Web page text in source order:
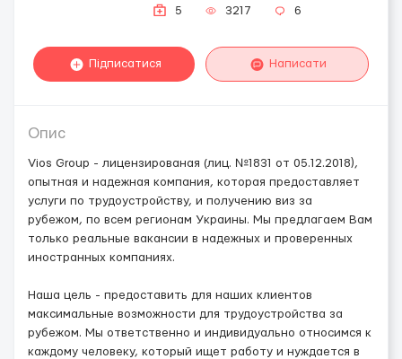
5 3217 6
Підписатися Написати
Опис
Vios Group - лицензированая (лиц. №1831 от 05.12.2018),
опытная и надежная компания, которая предоставляет
услуги по трудоустройству, и получению виз за
рубежом, по всем регионам Украины. Мы предлагаем Вам
только реальные вакансии в надежных и проверенных
иностранных компаниях.
Наша цель - предоставить для наших клиентов
максимальные возможности для трудоустройства за
рубежом. Мы ответственно и индивидуально относимся к
каждому человеку, который ищет работу и нуждается в